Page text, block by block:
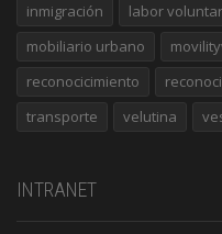
inmigración
labor
mobiliario urbano
reconocicimiento
transporte
velutina
INTRANET